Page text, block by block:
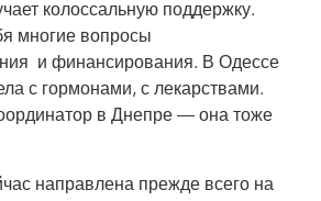
колоссальную поддержку.
многие вопросы
и финансирования. В Одессе
с гормонами, с лекарствами.
в Днепре — она тоже
направлена прежде всего на